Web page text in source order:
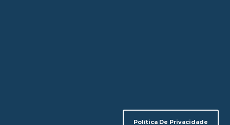
Política De Privacidade